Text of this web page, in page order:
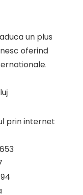
un plus
oferind
prin internet